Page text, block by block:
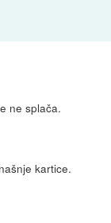
ne splača.
kartice.